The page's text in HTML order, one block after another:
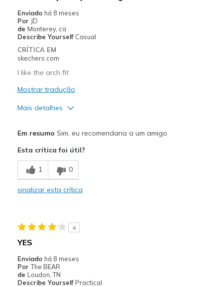
Travel
Width
Sizing
View On Shoes
Enviado há 8 meses
Por JD
de Monterey, ca
Describe Yourself Casual
CRÍTICA EM
skechers.com
I like the arch fit
Mostrar tradução
Mais detalhes
Comfortable
Melhores utilizações
Casual Wear
View On Shoes
Em resumo Sim, eu recomendaria a um amigo
Esta crítica foi útil?
1 0
sinalizar esta crítica
4
YES
Enviado há 8 meses
Por The BEAR
de Loudon, TN
Describe Yourself Practical